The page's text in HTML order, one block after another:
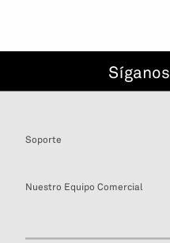
Síganos
Soporte
Nuestro Equipo Comercial